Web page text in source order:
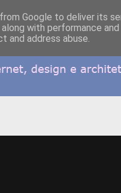
Google to deliver its
with performance
and address abuse.